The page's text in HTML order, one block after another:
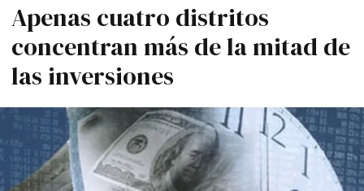
Apenas cuatro distritos
concentran más de la mitad de
las inversiones